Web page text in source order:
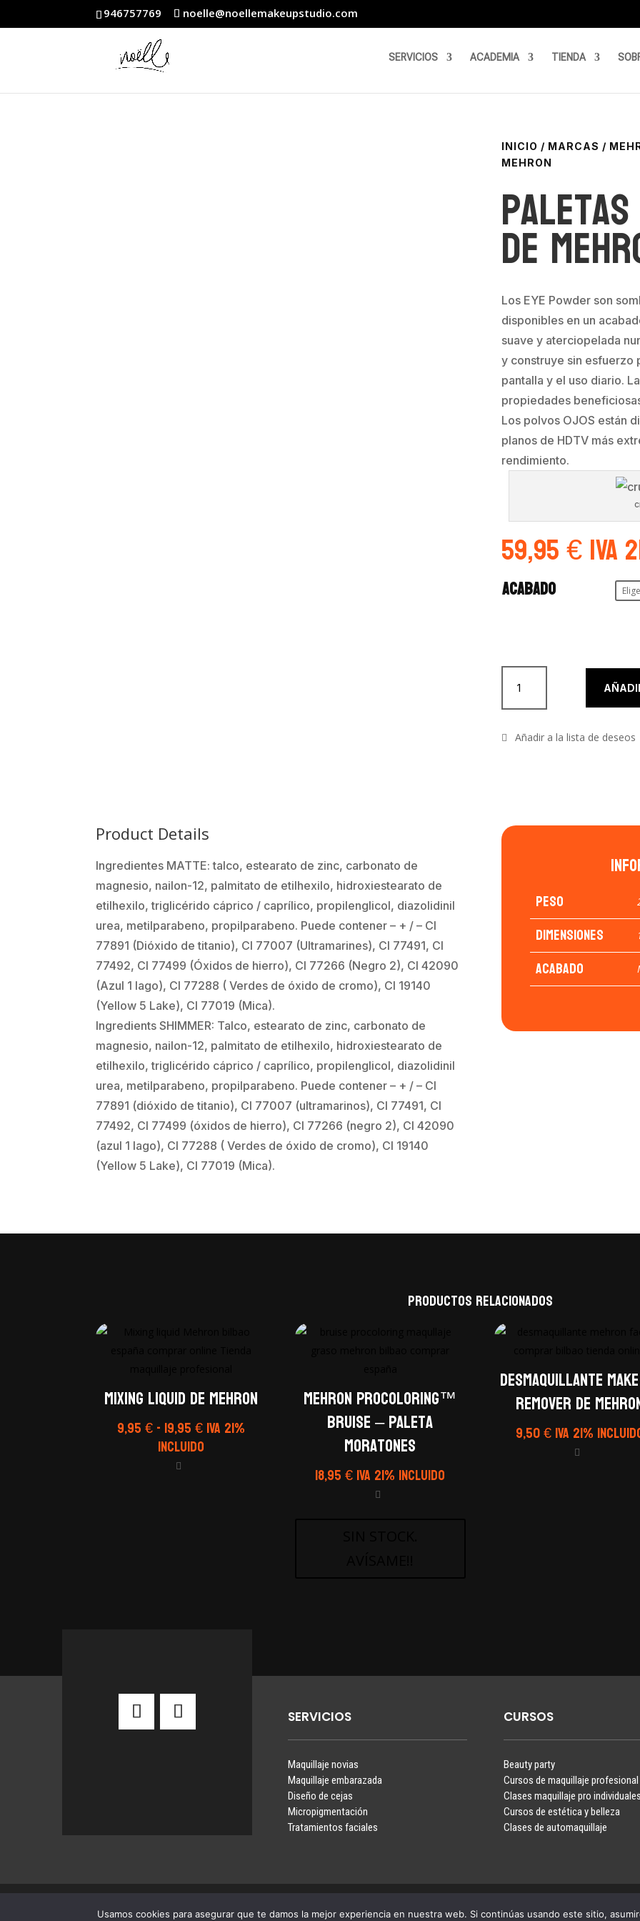
946757769 noelle@noellemakeupstudio.com
SERVICIOS ACADEMIA TIENDA
INICIO / MARCAS /
MEHRON
de
Los EYE Powder son
disponibles en un
suave y aterciopelada
y construye sin esfuerzo
pantalla y el uso diario.
propiedades
Los polvos OJOS están
planos de HDTV más
rendimiento.
59,95€IVA
Acabado
Paletas de sombras de Mehron cantidad
Product Details
Ingredientes MATTE: talco, estearato de zinc, carbonato de
magnesio, nailon-12, palmitato de etilhexilo, hidroxiestearato de
etilhexilo, triglicérido cáprico / caprílico, propilenglicol, diazolidinil
urea, metilparabeno, propilparabeno. Puede contener – + / – CI
77891 (Dióxido de titanio), CI 77007 (Ultramarines), CI 77491, CI
77492, CI 77499 (Óxidos de hierro), CI 77266 (Negro 2), CI 42090
(Azul 1 lago), CI 77288 ( Verdes de óxido de cromo), CI 19140
(Yellow 5 Lake), CI 77019 (Mica).
Ingredients SHIMMER: Talco, estearato de zinc, carbonato de
magnesio, nailon-12, palmitato de etilhexilo, hidroxiestearato de
etilhexilo, triglicérido cáprico / caprílico, propilenglicol, diazolidinil
urea, metilparabeno, propilparabeno. Puede contener – + / – CI
77891 (dióxido de titanio), CI 77007 (ultramarinos), CI 77491, CI
77492, CI 77499 (óxidos de hierro), CI 77266 (negro 2), CI 42090
(azul 1 lago), CI 77288 ( Verdes de óxido de cromo), CI 19140
(Yellow 5 Lake), CI 77019 (Mica).
Peso
Dimensiones
Acabado
Productos relacionados
Mixing Liquid de Mehron
9,95€-19,95€Rango
de
IVA 21%
Incluido
Mehron ProColoRing™
Bruise – Paleta
moratones
18,95€IVA 21% Incluido
Desmaquillante
Remover de
9,50€IVA 21%
SERVICIOS
Maquillaje novias
Maquillaje embarazada
Diseño de cejas
Micropigmentación
Tratamientos faciales
CURSOS
Beauty party
Cursos de maquillaje profesional
Clases maquillaje pro individuales
Cursos de estética y belleza
Clases de automaquillaje
Aviso Legal Política de Cookies
Usamos cookies para asegurar que te damos la mejor experiencia en nuestra web. Si continúas usando este sitio,